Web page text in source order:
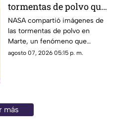
tormentas de polvo que
cubren Marte
NASA compartió imágenes de
las tormentas de polvo en
Marte, un fenómeno que
puede extenderse por miles de
agosto 07, 2026 05:15 p. m.
más